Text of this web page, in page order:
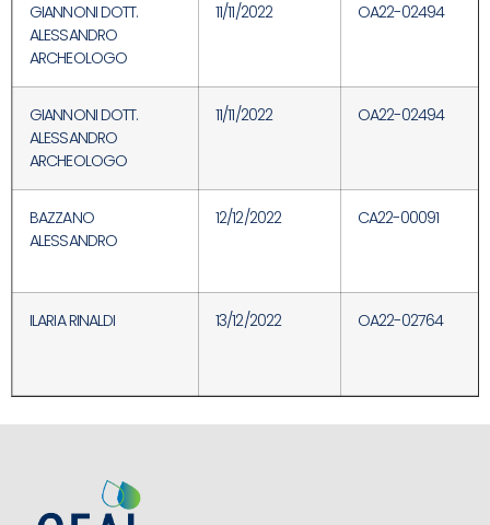
GIANNONI DOTT.
ALESSANDRO
ARCHEOLOGO
11/11/2022 OA22-02494
GIANNONI DOTT.
ALESSANDRO
ARCHEOLOGO
11/11/2022 OA22-02494
BAZZANO
ALESSANDRO
12/12/2022 CA22-00091
ILARIA RINALDI 13/12/2022 OA22-02764